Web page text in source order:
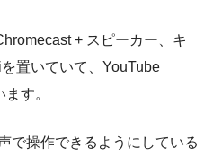
+ スピーカー、キ
置いていて、YouTube
す。
で操作できるようにしている